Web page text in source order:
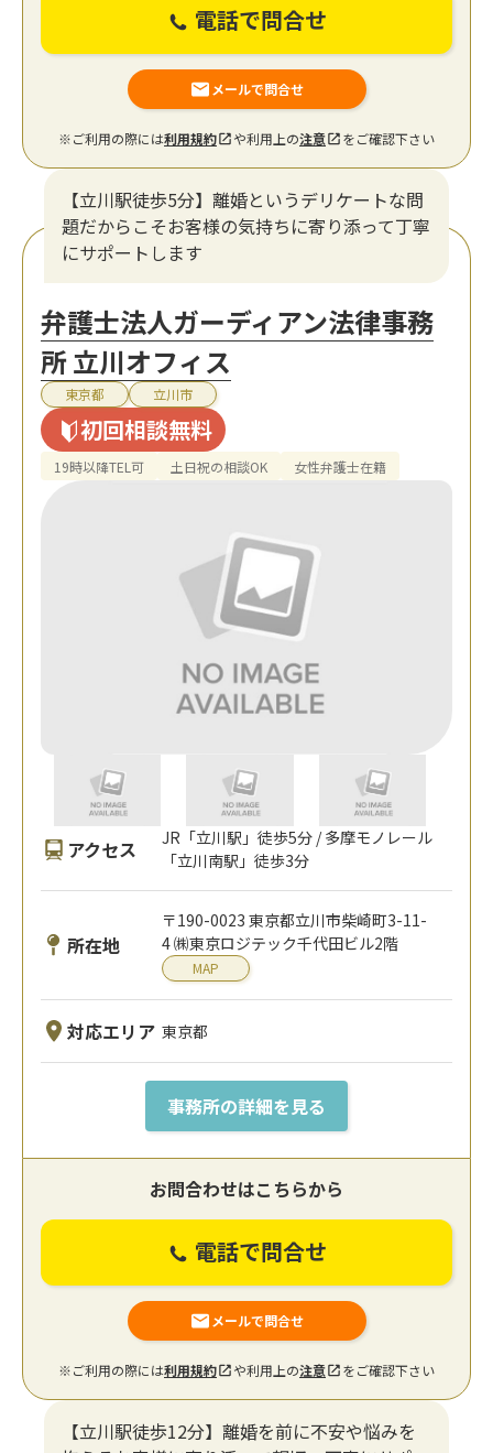
電話で問合せ
メールで問合せ
※ご利用の際には利用規約 や利用上の注意 をご確認下さい
【立川駅徒歩5分】離婚というデリケートな問
題だからこそお客様の気持ちに寄り添って丁寧
にサポートします
弁護士法人ガーディアン法律事務
所 立川オフィス
東京都 立川市
初回相談無料
19時以降TEL可 土日祝の相談OK 女性弁護士在籍
アクセス
JR「立川駅」徒歩5分 / 多摩モノレール
「立川南駅」徒歩3分
所在地
〒190-0023 東京都立川市柴崎町3-11-
4 ㈱東京ロジテック千代田ビル2階
MAP
対応エリア 東京都
事務所の詳細を見る
お問合わせはこちらから
電話で問合せ
メールで問合せ
※ご利用の際には利用規約 や利用上の注意 をご確認下さい
【立川駅徒歩12分】離婚を前に不安や悩みを